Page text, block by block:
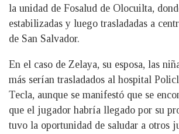
la unidad de Fosalud de Olocuilta,
estabilizadas y luego trasladadas a
de San Salvador.
En el caso de Zelaya, su esposa, las
más serían trasladados al hospital
Tecla, aunque se manifestó que se
que el jugador habría llegado por su
tuvo la oportunidad de saludar a otros